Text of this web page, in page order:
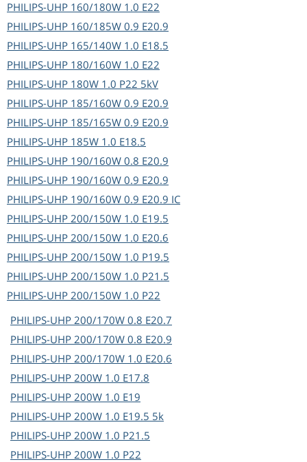
PHILIPS-UHP 160/180W 1.0 E22
PHILIPS-UHP 160/185W 0.9 E20.9
PHILIPS-UHP 165/140W 1.0 E18.5
PHILIPS-UHP 180/160W 1.0 E22
PHILIPS-UHP 180W 1.0 P22 5kV
PHILIPS-UHP 185/160W 0.9 E20.9
PHILIPS-UHP 185/165W 0.9 E20.9
PHILIPS-UHP 185W 1.0 E18.5
PHILIPS-UHP 190/160W 0.8 E20.9
PHILIPS-UHP 190/160W 0.9 E20.9
PHILIPS-UHP 190/160W 0.9 E20.9 IC
PHILIPS-UHP 200/150W 1.0 E19.5
PHILIPS-UHP 200/150W 1.0 E20.6
PHILIPS-UHP 200/150W 1.0 P19.5
PHILIPS-UHP 200/150W 1.0 P21.5
PHILIPS-UHP 200/150W 1.0 P22
PHILIPS-UHP 200/170W 0.8 E20.7
PHILIPS-UHP 200/170W 0.8 E20.9
PHILIPS-UHP 200/170W 1.0 E20.6
PHILIPS-UHP 200W 1.0 E17.8
PHILIPS-UHP 200W 1.0 E19
PHILIPS-UHP 200W 1.0 E19.5 5k
PHILIPS-UHP 200W 1.0 P21.5
PHILIPS-UHP 200W 1.0 P22